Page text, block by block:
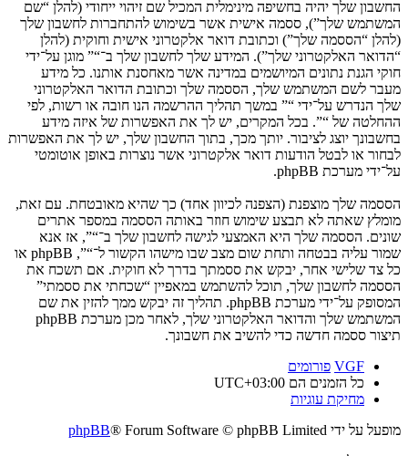
החשבון שלך יהיה בחשיפה מינימלית המכיל שם זיהוי ייחודי (להלן “שם
המשתמש שלך”), ססמה אישית אשר בשימוש להתחברות לחשבון שלך
(להלן “הססמה שלך”) וכתובת דואר אלקטרוני אישית וחוקית (להלן
“הדואר האלקטרוני שלך”). המידע שלך לחשבון שלך ב־“” מוגן על־ידי
חוקי הגנת נתונים המיושמים במדינה אשר מאחסנת אותנו. כל מידע
מעבר לשם המשתמש שלך, הססמה שלך וכתובת הדואר האלקטרוני
שלך הנדרש על־ידי “” במשך תהליך ההרשמה הנו חובה או רשות, לפי
ההחלטה של “”. בכל המקרים, יש לך את האפשרות של איזה מידע
בחשבונך יוצג לציבור. יותך מכך, בתוך החשבון שלך, יש לך את האפשרות
לבחור או לבטל הודעות דואר אלקטרוני אשר נוצרות באופן אוטומטי
על־ידי מערכת phpBB.
הססמה שלך מוצפנת (הצפנה לכיוון אחד) כך שהיא מאובטחת. עם זאת,
מומלץ שאתה לא תבצע שימוש חוזר באותה הססמה במספר אתרים
שונים. הססמה שלך היא האמצעי לגישה לחשבון שלך ב־“”, אז אנא
שמור עליה בבטחה ותחת שום מצב שבו מישהו הקשור ל־“”, phpBB או
כל צד שלישי אחר, יבקש את ססמתך בדרך לא חוקית. אם תשכח את
הססמה לחשבון שלך, תוכל להשתמש במאפיין “שכחתי את ססמתי”
המסופק על־ידי מערכת phpBB. תהליך זה יבקש ממך להזין את שם
המשתמש שלך והדואר האלקטרוני שלך, לאחר מכן מערכת phpBB
תיצור ססמה חדשה כדי להשיב את חשבונך.
VGF פורומים
כל הזמנים הם UTC+03:00
מחיקת עוגיות
מופעל על ידי
phpBB® Forum Software © phpBB Limited